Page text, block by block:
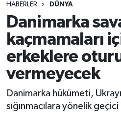
HABERLER DÜNYA
Danimarka
kaçmamaları
erkeklere
vermeyecek
Danimarka hükümeti,
sığınmacılara yönelik
Güncel
Resmi İlanlar
Sağlık
Si̇yaset
Ergani Trafik Yoğunluk
Süper Lig Puan Durumu
Tüm Manşetler
Son Dakika Haberleri
Haber Arşivi